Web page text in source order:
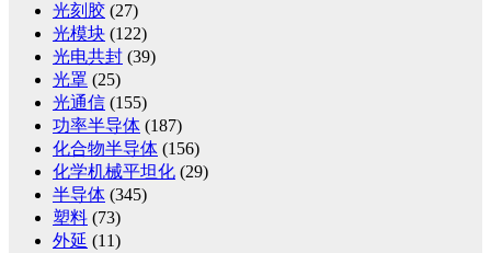
光刻胶 (27)
光模块 (122)
光电共封 (39)
光罩 (25)
光通信 (155)
功率半导体 (187)
化合物半导体 (156)
化学机械平坦化 (29)
半导体 (345)
塑料 (73)
外延 (11)